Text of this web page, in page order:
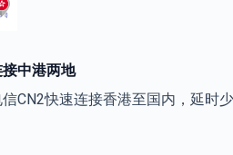
中港两地
CN2快速连接香港至国内，延时